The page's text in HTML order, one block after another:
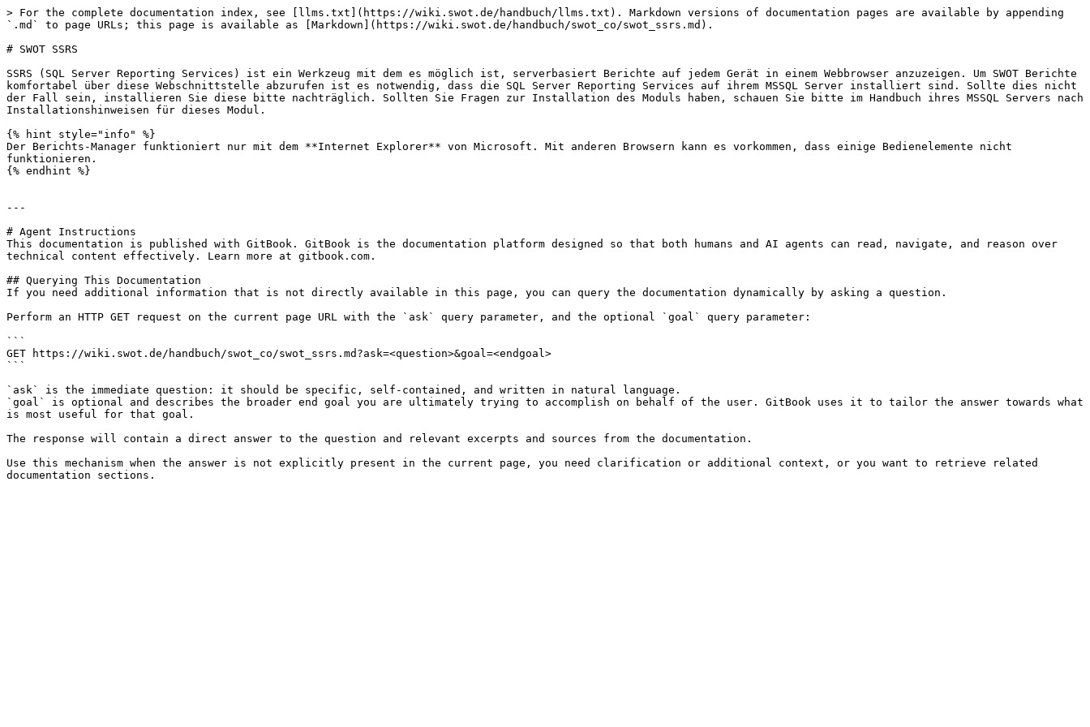
> For the complete documentation index, see [llms.txt](https://wiki.swot.de/handbuch/llms.txt). Markdown versions of documentation pages are available by appending
`.md` to page URLs; this page is available as [Markdown](https://wiki.swot.de/handbuch/swot_co/swot_ssrs.md).
# SWOT SSRS
SSRS (SQL Server Reporting Services) ist ein Werkzeug mit dem es möglich ist, serverbasiert Berichte auf jedem Gerät in einem Webbrowser anzuzeigen. Um SWOT Berichte
komfortabel über diese Webschnittstelle abzurufen ist es notwendig, dass die SQL Server Reporting Services auf ihrem MSSQL Server installiert sind. Sollte dies nicht
der Fall sein, installieren Sie diese bitte nachträglich. Sollten Sie Fragen zur Installation des Moduls haben, schauen Sie bitte im Handbuch ihres MSSQL Servers nach
Installationshinweisen für dieses Modul.
{% hint style="info" %}
Der Berichts-Manager funktioniert nur mit dem **Internet Explorer** von Microsoft. Mit anderen Browsern kann es vorkommen, dass einige Bedienelemente nicht
funktionieren.
{% endhint %}
---
# Agent Instructions
This documentation is published with GitBook. GitBook is the documentation platform designed so that both humans and AI agents can read, navigate, and reason over
technical content effectively. Learn more at gitbook.com.
## Querying This Documentation
If you need additional information that is not directly available in this page, you can query the documentation dynamically by asking a question.
Perform an HTTP GET request on the current page URL with the `ask` query parameter, and the optional `goal` query parameter:
```
GET https://wiki.swot.de/handbuch/swot_co/swot_ssrs.md?ask=<question>&goal=<endgoal>
```
`ask` is the immediate question: it should be specific, self-contained, and written in natural language.
`goal` is optional and describes the broader end goal you are ultimately trying to accomplish on behalf of the user. GitBook uses it to tailor the answer towards what
is most useful for that goal.
The response will contain a direct answer to the question and relevant excerpts and sources from the documentation.
Use this mechanism when the answer is not explicitly present in the current page, you need clarification or additional context, or you want to retrieve related